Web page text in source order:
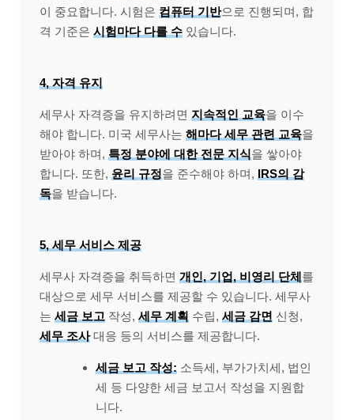
이 중요합니다. 시험은 컴퓨터 기반으로 진행되며, 합
격 기준은 시험마다 다를 수 있습니다.
4, 자격 유지
세무사 자격증을 유지하려면 지속적인 교육을 이수
해야 합니다. 미국 세무사는 해마다 세무 관련 교육을
받아야 하며, 특정 분야에 대한 전문 지식을 쌓아야
합니다. 또한, 윤리 규정을 준수해야 하며, IRS의 감
독을 받습니다.
5, 세무 서비스 제공
세무사 자격증을 취득하면 개인, 기업, 비영리 단체를
대상으로 세무 서비스를 제공할 수 있습니다. 세무사
는 세금 보고 작성, 세무 계획 수립, 세금 감면 신청,
세무 조사대응 등의 서비스를 제공합니다.
세금 보고 작성: 소득세, 부가가치세, 법인
세 등 다양한 세금 보고서 작성을 지원합
니다.